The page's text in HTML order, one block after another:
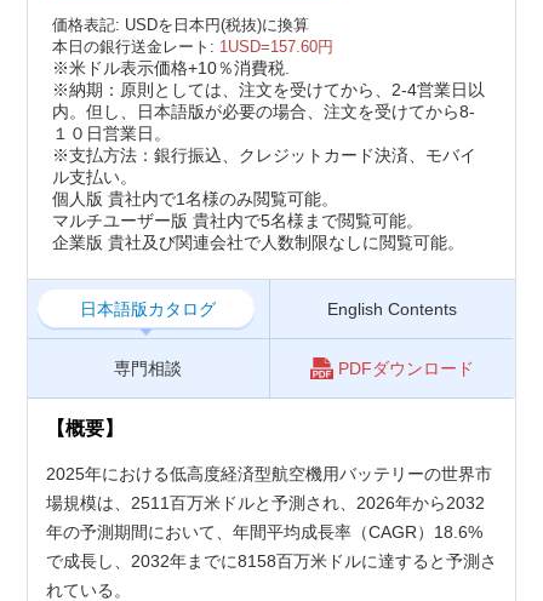
価格表記: USDを日本円(税抜)に換算
本日の銀行送金レート: 1USD=157.60円
※米ドル表示価格+10％消費税.
※納期：原則としては、注文を受けてから、2-4営業日以
内。但し、日本語版が必要の場合、注文を受けてから8-
１０日営業日。
※支払方法：銀行振込、クレジットカード決済、モバイ
ル支払い。
個人版 貴社内で1名様のみ閲覧可能。
マルチユーザー版 貴社内で5名様まで閲覧可能。
企業版 貴社及び関連会社で人数制限なしに閲覧可能。
日本語版カタログ English Contents
専門相談 PDFダウンロード
【概要】
2025年における低高度経済型航空機用バッテリーの世界市
場規模は、2511百万米ドルと予測され、2026年から2032
年の予測期間において、年間平均成長率（CAGR）18.6%
で成長し、2032年までに8158百万米ドルに達すると予測さ
れている。